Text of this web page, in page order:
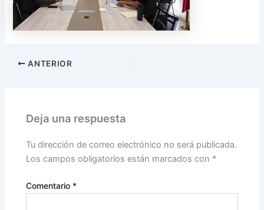
ANTERIOR
Deja una respuesta
Tu dirección de correo electrónico no será publicada.
Los campos obligatorios están marcados con *
Comentario *